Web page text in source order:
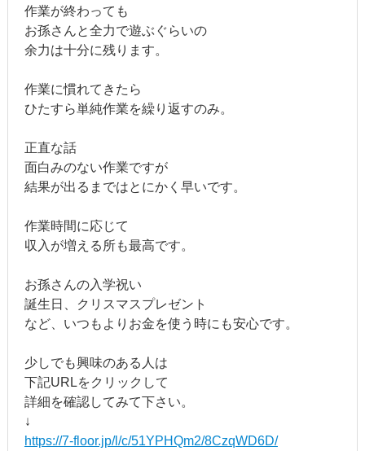
作業が終わっても
お孫さんと全力で遊ぶぐらいの
余力は十分に残ります。
作業に慣れてきたら
ひたすら単純作業を繰り返すのみ。
正直な話
面白みのない作業ですが
結果が出るまではとにかく早いです。
作業時間に応じて
収入が増える所も最高です。
お孫さんの入学祝い
誕生日、クリスマスプレゼント
など、いつもよりお金を使う時にも安心です。
少しでも興味のある人は
下記URLをクリックして
詳細を確認してみて下さい。
↓
https://7-floor.jp/l/c/51YPHQm2/8CzqWD6D/